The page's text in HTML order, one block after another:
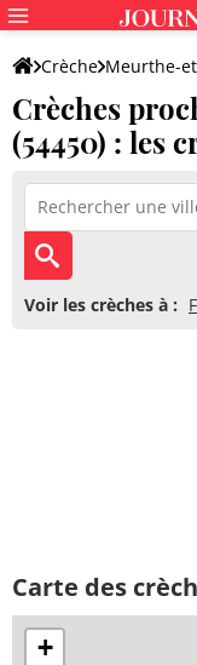
Crèche Meurthe-
Crèches
(54450) : les
Voir les crèches à :
Carte des
+